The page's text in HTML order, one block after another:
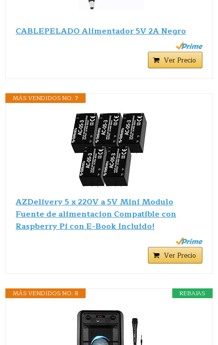
CABLEPELADO Alimentador 5V 2A Negro
Ver Precio
MÁS VENDIDOS NO. 7
AZDelivery 5 x 220V a 5V Mini Modulo
Fuente de alimentacion Compatible con
Raspberry Pi con E-Book Incluido!
Ver Precio
REBAJAS
MÁS VENDIDOS NO. 8